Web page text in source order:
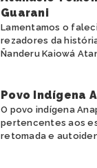
Guarani
Lamentamos o
rezadores da
Ñanderu Kaiowá
Povo Indígena
O povo indígena
pertencentes aos
retomada e